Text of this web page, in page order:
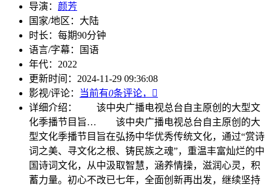
导演： 颜芳
国家/地区： 大陆
时长： 每期90分钟
语言/字幕：
国语
年代： 2022
更新时间： 2024-11-29 09:36:08
影视/评论：
当前有0条评论，

详细介绍：
该中央广播电视总台自主原创的大型文
化季播节目旨… 该中央广播电视总台自主原创的大
型文化季播节目旨在弘扬中华优秀传统文化，通过“赏诗
词之美、寻文化之根、铸民族之魂”，重温丰富灿烂的中
国诗词文化，从中汲取智慧，涵养情操，滋润心灵，积
蓄力量。初心不改已七年，全面创新再出发，继续坚持